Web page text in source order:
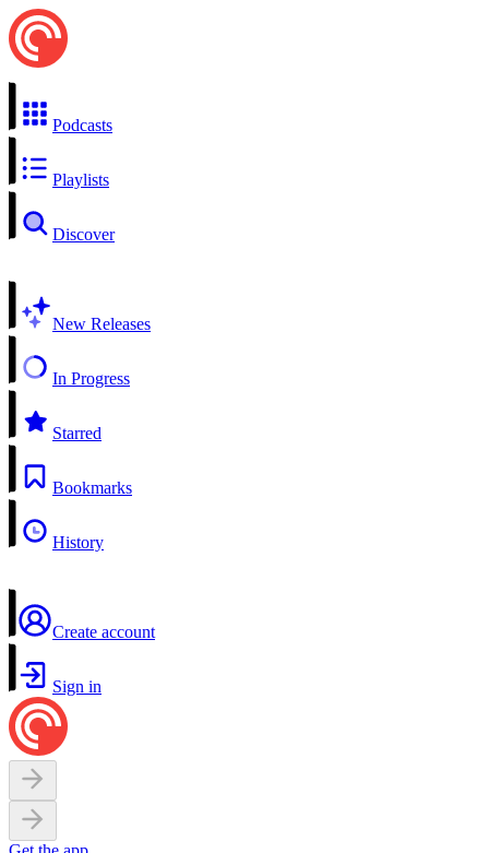
Podcasts
Playlists
Discover
New Releases
In Progress
Starred
Bookmarks
History
Create account
Sign in